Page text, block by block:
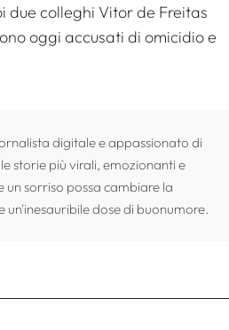
due colleghi Vitor de Freitas
oggi accusati di omicidio e
digitale e appassionato di
storie più virali, emozionanti e
sorriso possa cambiare la
dose di buonumore.